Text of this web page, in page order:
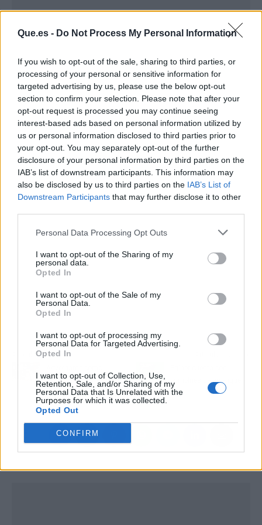
Que.es - Do Not Process My Personal Information
If you wish to opt-out of the sale, sharing to third parties, or
processing of your personal or sensitive information for
targeted advertising by us, please use the below opt-out
section to confirm your selection. Please note that after your
opt-out request is processed you may continue seeing
interest-based ads based on personal information utilized by
us or personal information disclosed to third parties prior to
your opt-out. You may separately opt-out of the further
disclosure of your personal information by third parties on the
IAB’s list of downstream participants. This information may
also be disclosed by us to third parties on the IAB’s List of
Downstream Participants that may further disclose it to other
Personal Data Processing Opt Outs
I want to opt-out of the Sharing of my
personal data.
Opted In
I want to opt-out of the Sale of my
Personal Data.
Opted In
I want to opt-out of processing my
Personal Data for Targeted Advertising.
Opted In
I want to opt-out of Collection, Use,
Retention, Sale, and/or Sharing of my
Personal Data that Is Unrelated with the
Purposes for which it was collected.
Opted Out
CONFIRM
Publicidad
Artículo anterior
estrategia de marketing
promocional
bombines de arranque